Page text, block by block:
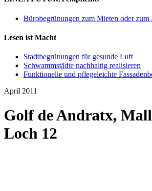
Bürobegrünungen zum Mieten oder zum
Lesen ist Macht
Stadtbegrünungen für gesunde Luft
Schwammstädte nachhaltig realisieren
Funktionelle und pflegeleichte
April 2011
Golf de Andratx,
Loch 12